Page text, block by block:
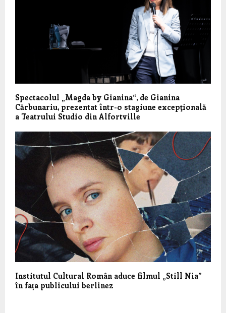
Spectacolul „Magda by Gianina“, de Gianina
Cărbunariu, prezentat într-o stagiune excepţională
a Teatrului Studio din Alfortville
Institutul Cultural Român aduce filmul „Still Nia”
în fața publicului berlinez